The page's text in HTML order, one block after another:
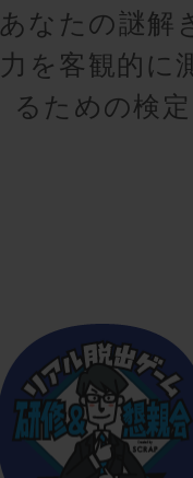
あなたの謎解
力を客観的に
るための検定